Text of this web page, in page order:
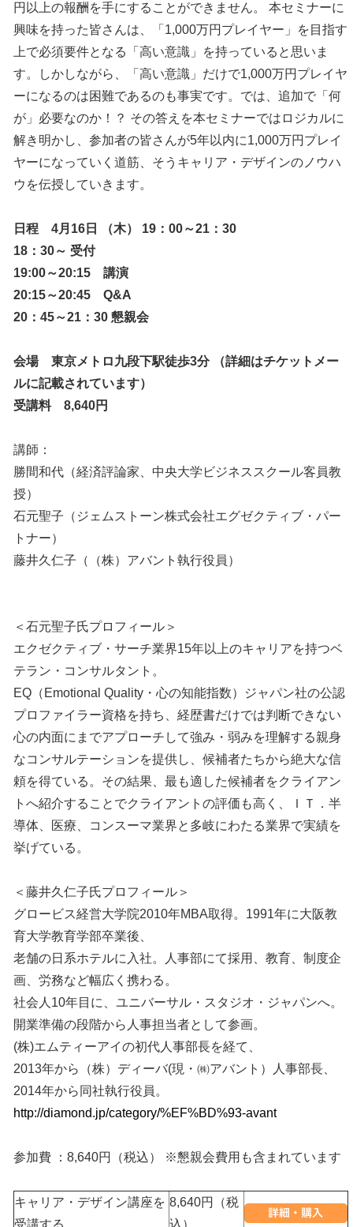
円以上の報酬を手にすることができません。 本セミナーに
興味を持った皆さんは、「1,000万円プレイヤー」を目指す
上で必須要件となる「高い意識」を持っていると思いま
す。しかしながら、「高い意識」だけで1,000万円プレイヤ
ーになるのは困難であるのも事実です。では、追加で「何
が」必要なのか！？ その答えを本セミナーではロジカルに
解き明かし、参加者の皆さんが5年以内に1,000万円プレイ
ヤーになっていく道筋、そうキャリア・デザインのノウハ
ウを伝授していきます。
日程 4月16日 （木） 19：00～21：30
18：30～ 受付
19:00～20:15 講演
20:15～20:45 Q&A
20：45～21：30 懇親会
会場 東京メトロ九段下駅徒歩3分 （詳細はチケットメー
ルに記載されています）
受講料 8,640円
講師：
勝間和代（経済評論家、中央大学ビジネススクール客員教
授）
石元聖子（ジェムストーン株式会社エグゼクティブ・パー
トナー）
藤井久仁子（（株）アバント執行役員）
＜石元聖子氏プロフィール＞
エクゼクティブ・サーチ業界15年以上のキャリアを持つベ
テラン・コンサルタント。
EQ（Emotional Quality・心の知能指数）ジャパン社の公認
プロファイラー資格を持ち、経歴書だけでは判断できない
心の内面にまでアプローチして強み・弱みを理解する親身
なコンサルテーションを提供し、候補者たちから絶大な信
頼を得ている。その結果、最も適した候補者をクライアン
トへ紹介することでクライアントの評価も高く、ＩＴ．半
導体、医療、コンスーマ業界と多岐にわたる業界で実績を
挙げている。
＜藤井久仁子氏プロフィール＞
グロービス経営大学院2010年MBA取得。1991年に大阪教
育大学教育学部卒業後、
老舗の日系ホテルに入社。人事部にて採用、教育、制度企
画、労務など幅広く携わる。
社会人10年目に、ユニバーサル・スタジオ・ジャパンへ。
開業準備の段階から人事担当者として参画。
(株)エムティーアイの初代人事部長を経て、
2013年から（株）ディーバ(現・㈱アバント）人事部長、
2014年から同社執行役員。
http://diamond.jp/category/%EF%BD%93-avant
参加費 ：8,640円（税込） ※懇親会費用も含まれています
キャリア・デザイン講座を 8,640円（税